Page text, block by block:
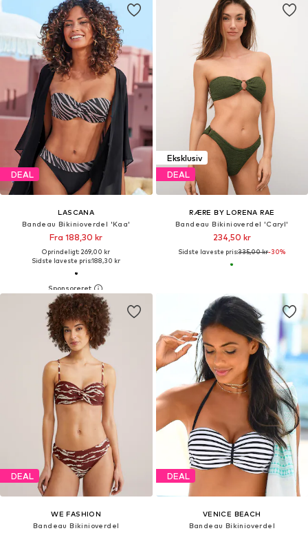
DEAL
LASCANA
Bandeau Bikinioverdel 'Kaa'
Fra 188,30 kr
Oprindeligt: 269,00 kr
Sidste laveste pris:188,30 kr
Eksklusiv
DEAL
RÆRE BY LORENA RAE
Bandeau Bikinioverdel 'Caryl'
234,50 kr
Sidste laveste pris:335,00 kr-30%
DEAL
WE FASHION
Bandeau Bikinioverdel
DEAL
VENICE BEACH
Bandeau Bikinioverdel